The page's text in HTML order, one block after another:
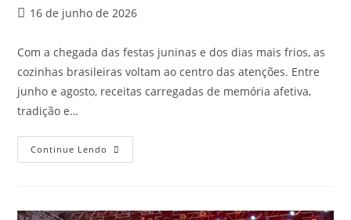
16 de junho de 2026
Com a chegada das festas juninas e dos dias mais frios, as
cozinhas brasileiras voltam ao centro das atenções. Entre
junho e agosto, receitas carregadas de memória afetiva,
tradição e…
Continue Lendo